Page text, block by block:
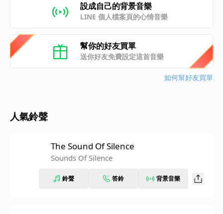
設成自己的背景音樂
LINE 個人檔案頁的心情音樂
幫你的好友買單
送你好友免費設定這首音樂
如何幫好友買單
人氣鈴聲
The Sound Of Silence
Sounds Of Silence
鈴聲 答鈴 背景音樂